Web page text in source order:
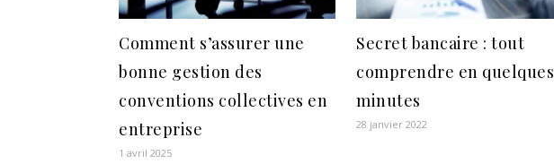
Comment s’assurer une
bonne gestion des
conventions collectives en
entreprise
1 avril 2025
Secret bancaire : tout
comprendre en quelques
minutes
28 janvier 2022